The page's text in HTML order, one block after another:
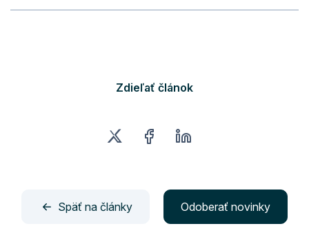
Zdieľať článok
Späť na články Odoberať novinky